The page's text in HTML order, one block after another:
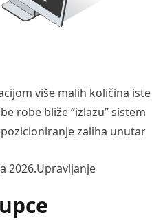
više malih količina iste
robe bliže “izlazu” sistem
zaliha unutar
2026.Posted in
Upravljanje